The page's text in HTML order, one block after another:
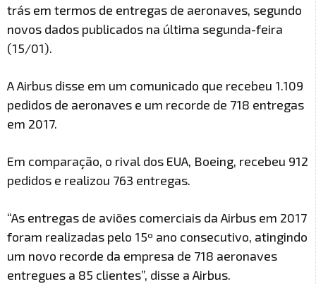
trás em termos de entregas de aeronaves, segundo
novos dados publicados na última segunda-feira
(15/01).
A Airbus disse em um comunicado que recebeu 1.109
pedidos de aeronaves e um recorde de 718 entregas
em 2017.
Em comparação, o rival dos EUA, Boeing, recebeu 912
pedidos e realizou 763 entregas.
“As entregas de aviões comerciais da Airbus em 2017
foram realizadas pelo 15º ano consecutivo, atingindo
um novo recorde da empresa de 718 aeronaves
entregues a 85 clientes”, disse a Airbus.